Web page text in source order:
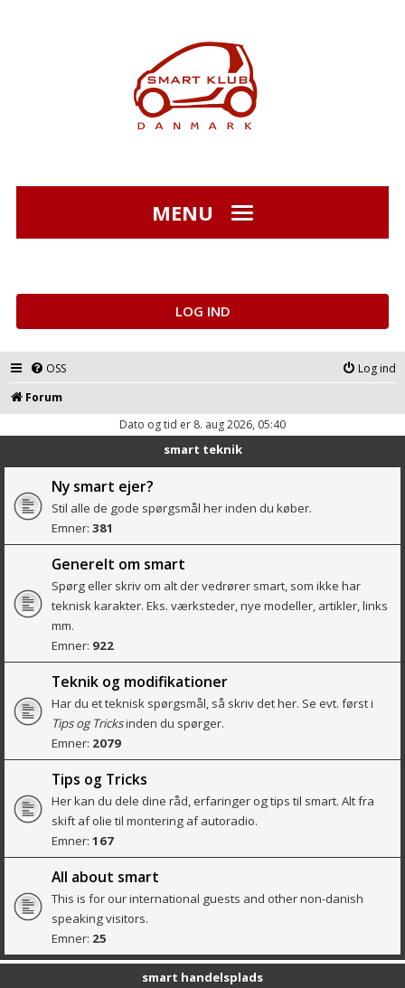
MENU
LOG IND
OSS
Log ind
Forum
Dato og tid er 8. aug 2026, 05:40
smart teknik
Ny smart ejer?
Stil alle de gode spørgsmål her inden du køber.
Emner: 381
Generelt om smart
Spørg eller skriv om alt der vedrører smart, som ikke har
teknisk karakter. Eks. værksteder, nye modeller, artikler, links
mm.
Emner: 922
Teknik og modifikationer
Har du et teknisk spørgsmål, så skriv det her. Se evt. først i
Tips og Tricksinden du spørger.
Emner: 2079
Tips og Tricks
Her kan du dele dine råd, erfaringer og tips til smart. Alt fra
skift af olie til montering af autoradio.
Emner: 167
All about smart
This is for our international guests and other non-danish
speaking visitors.
Emner: 25
smart handelsplads